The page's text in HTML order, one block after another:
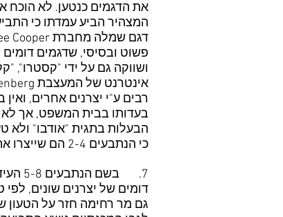
את הדגמים כנטען. לא הוכח אחרת,
המצהיר הביע עמדתו כי
ושווקה גם על ידי "קסטרו",
רבים ע"י יצרנים אחרים, ואין
בעדותו בבית המשפט, אך לא
הבעלות בתגית "אודבו" ולא
כי הנתבעים 2-4 הם שייצרו את הדגמים שנשאו את תגית "אודבו".
7.
דומים של יצרנים שונים, לפי
גם מר רחימה חזר על הטעון